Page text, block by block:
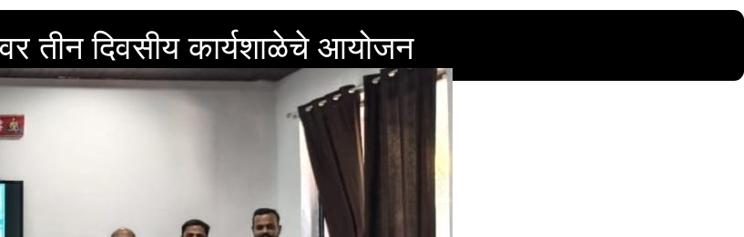
तीन दिवसीय कार्यशाळेचे आयोजन